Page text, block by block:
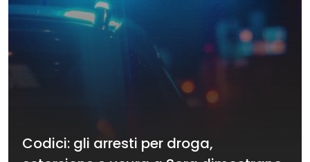
Codici: gli arresti per droga,